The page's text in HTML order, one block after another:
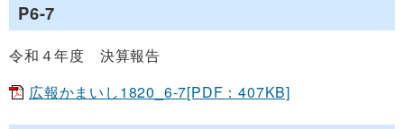
P6-7
令和４年度 決算報告
広報かまいし1820_6-7[PDF：407KB]